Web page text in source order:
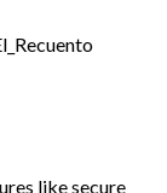
like secure